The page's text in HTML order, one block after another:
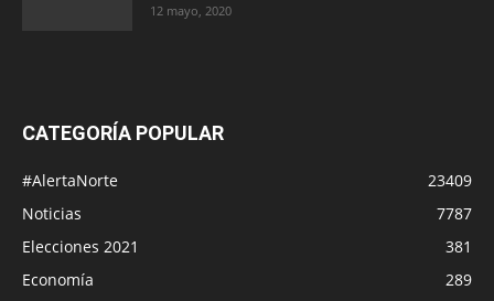
12 mayo, 2020
CATEGORÍA POPULAR
#AlertaNorte
23409
Noticias
7787
Elecciones 2021
381
Economía
289